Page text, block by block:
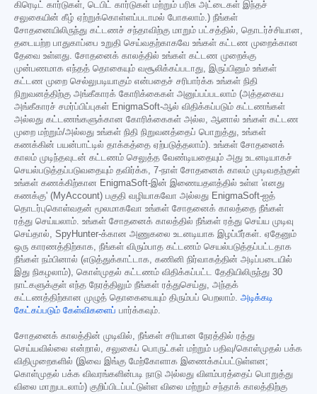
கிரெடிட் கார்டுகள், டெபிட் கார்டுகள் மற்றும் பரிசு அட்டைகள் இந்தச்
சலுகையின் கீழ் ஏற்றுக்கொள்ளப்படாமல் போகலாம்.) நீங்கள்
சோதனையிலிருந்து கட்டணச் சந்தாவிற்கு மாறும் பட்சத்தில், தொடர்ச்சியான,
தடையற்ற பாதுகாப்பை உறுதி செய்வதற்காகவே உங்கள் கட்டண முறைக்கான
தேவை உள்ளது. சோதனைக் காலத்தில் உங்கள் கட்டண முறைக்கு
முன்பணமாக எந்தத் தொகையும் வசூலிக்கப்படாது, இருப்பினும் உங்கள்
கட்டண முறை செல்லுபடியாகும் என்பதைச் சரிபார்க்க உங்கள் நிதி
நிறுவனத்திற்கு அங்கீகாரக் கோரிக்கைகள் அனுப்பப்படலாம் (அத்தகைய
அங்கீகாரச் சமர்ப்பிப்புகள் EnigmaSoft-ஆல் விதிக்கப்படும் கட்டணங்கள்
அல்லது கட்டணங்களுக்கான கோரிக்கைகள் அல்ல, ஆனால் உங்கள் கட்டண
முறை மற்றும்/அல்லது உங்கள் நிதி நிறுவனத்தைப் பொறுத்து, உங்கள்
கணக்கின் பயன்பாட்டில் தாக்கத்தை ஏற்படுத்தலாம்). உங்கள் சோதனைக்
காலம் முடிந்தவுடன் கட்டணம் செலுத்த வேண்டியதையும் அது உடனடியாகச்
செயல்படுத்தப்படுவதையும் தவிர்க்க, 7-நாள் சோதனைக் காலம் முடிவதற்குள்
உங்கள் கணக்கிற்கான EnigmaSoft-இன் இணையதளத்தில் உள்ள 'எனது
கணக்கு' (MyAccount) பகுதி வழியாகவோ அல்லது EnigmaSoft-ஐத்
தொடர்புகொள்வதன் மூலமாகவோ உங்கள் சோதனைக் காலத்தை நீங்கள்
ரத்து செய்யலாம். உங்கள் சோதனைக் காலத்தில் நீங்கள் ரத்து செய்ய முடிவு
செய்தால், SpyHunter-க்கான அணுகலை உடனடியாக இழப்பீர்கள். ஏதேனும்
ஒரு காரணத்திற்காக, நீங்கள் விரும்பாத கட்டணம் செயல்படுத்தப்பட்டதாக
நீங்கள் நம்பினால் (எடுத்துக்காட்டாக, கணினி நிர்வாகத்தின் அடிப்படையில்
இது நிகழலாம்), கொள்முதல் கட்டணம் விதிக்கப்பட்ட தேதியிலிருந்து 30
நாட்களுக்குள் எந்த நேரத்திலும் நீங்கள் ரத்துசெய்து, அந்தக்
கட்டணத்திற்கான முழுத் தொகையையும் திரும்பப் பெறலாம். அடிக்கடி
கேட்கப்படும் கேள்விகளைப் பார்க்கவும்.
சோதனைக் காலத்தின் முடிவில், நீங்கள் சரியான நேரத்தில் ரத்து
செய்யவில்லை என்றால், சலுகைப் பொருட்கள் மற்றும் பதிவு/கொள்முதல் பக்க
விதிமுறைகளில் (இவை இங்கு மேற்கோளாக இணைக்கப்பட்டுள்ளன;
கொள்முதல் பக்க விவரங்களின்படி நாடு அல்லது விளம்பரத்தைப் பொறுத்து
விலை மாறுபடலாம்) குறிப்பிடப்பட்டுள்ள விலை மற்றும் சந்தாக் காலத்திற்கு